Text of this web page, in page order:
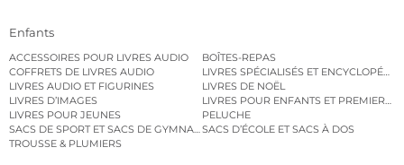
Enfants
ACCESSOIRES POUR LIVRES AUDIO
BOÎTES-REPAS
COFFRETS DE LIVRES AUDIO
LIVRES SPÉCIALISÉS ET
LIVRES AUDIO ET FIGURINES
LIVRES DE NOËL
LIVRES D’IMAGES
LIVRES POUR ENFANTS ET PREMIERS
LIVRES POUR JEUNES
PELUCHE
SACS DE SPORT ET SACS DE GYMNASTIQUESACS D’ÉCOLE ET SACS À DOS
TROUSSE & PLUMIERS